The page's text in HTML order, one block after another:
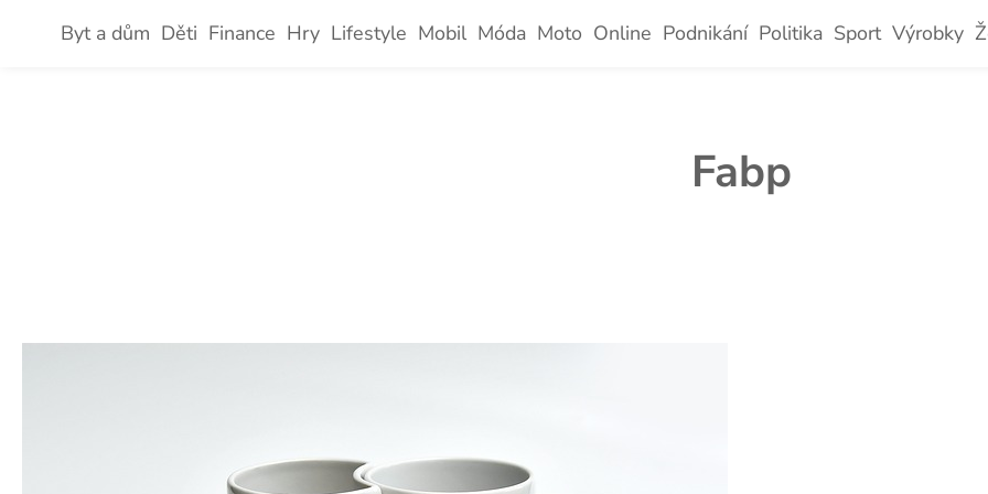
Byt a dům Děti Finance Hry Lifestyle Mobil Móda Moto Online Podnikání Politika Sport Výrobky
Fabp